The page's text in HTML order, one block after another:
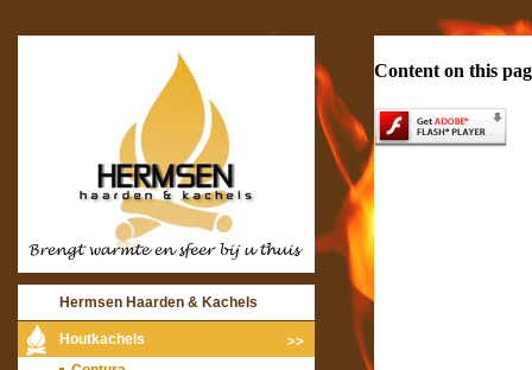
Hermsen Haarden & Kachels
Houtkachels
Content on this